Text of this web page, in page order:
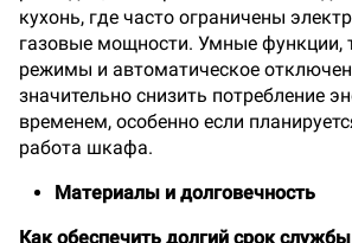
кухонь, где часто ограничены
газовые мощности. Умные функции,
режимы и автоматическое
значительно снизить потребление
временем, особенно если
работа шкафа.
Материалы и долговечность
Как обеспечить долгий срок